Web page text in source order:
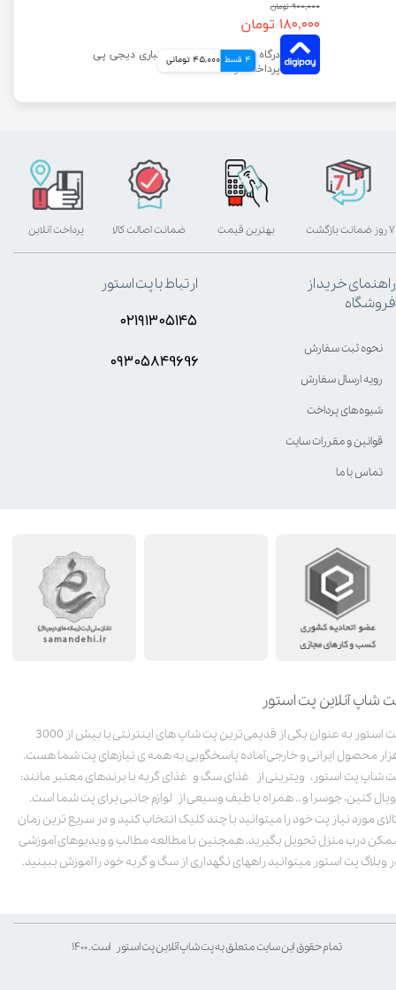
۹۰۰,۰۰۰ تومان
۱۸۰,۰۰۰ تومان
4 قسط 45,000 تومانی
شاپ آنلاین پت استور
پت استور به عنوان یکی از قدیمی‌ترین پت شاپ های اینترنتی با بیش از 3000
محصول ایرانی و خارجی آماده پاسخگویی به همه ی نیازهای پت شما هست.
شاپ پت استور، ویترینی از غذای سگ و غذای گربه با برندهای معتبر مانند:
کنین، جوسرا و .. همراه با طیف وسیعی از لوازم جانبی برای پت شما است.
مورد نیاز پت خود را میتوانید با چند کلیک انتخاب کنید و در سریع ترین زمان
درب منزل تحویل بگیرید. همچنین با مطالعه مطالب و ویدیوهای آموزشی
وبلاگ پت استور میتوانید راههای نگهداری از سگ و گربه خود را آموزش ببینید.
تمام حقوق این سایت متعلق به پت شاپ آنلاین پت استور است. ۱۴۰۰
بهترین قیمت پرداخت آنلاین ۷ روز ضمانت بازگشت ضمانت اصالت کالا
راهنمای خرید از
فروشگاه
نحوه ثبت سفارش
رویه ارسال سفارش
شیوه‌های پرداخت
قوانین و مقررات سایت
تماس با ما
ارتباط با پت استور
۰۲۱۹۱۳۰۵۱۴۵
۰۹۳۰۵8۴9696